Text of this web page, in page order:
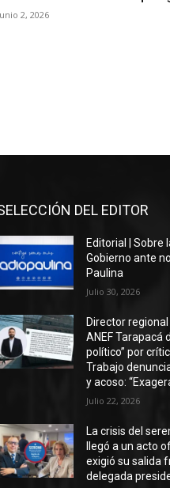
2, 2026
DEL EDITOR
Editorial | Sobre
Gobierno ante
Paulina
Julio 30, 2026
Director
ANEF Tarapacá
político” por
Trabajo
y acoso:
Julio 22, 2026
La crisis del
llegó a un acto
exigió su salida
delegada